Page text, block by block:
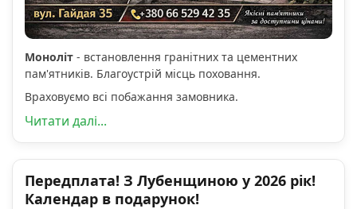
Моноліт - встановлення гранітних та цементних
пам'ятників. Благоустрій місць поховання.
Враховуємо всі побажання замовника.
Читати далі...
Передплата! З Лубенщиною у 2026 рік!
Календар в подарунок!